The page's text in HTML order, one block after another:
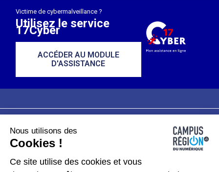
Victime de cybermalveillance ?
Utilisez le service
17Cyber
ACCÉDER AU MODULE
D'ASSISTANCE
Plan du site
Données personnelles
Nous utilisons des
Cookies !
Ce site utilise des cookies et vous